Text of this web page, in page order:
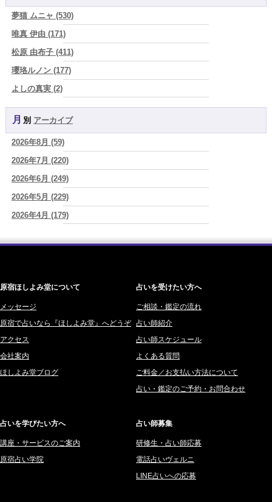
2026/08/10
誰かに好かれるために、自分を小さくして生きるくらいなら、嫌われ
たっていい。人生の最後に『私は私だった』と言えるほうが、ずっと
かっこいい
(芽百マミム)
2026/08/10
2026年8月10日 丙辰 自分の可能性を自然のままに表現する日
り)
2026/08/09
真寿の本音日記 捨てられなかった箱と、 手放せなかった私
真寿)
2026/08/09
「どちらが正解？」と迷ったとき、占いで見つけたいもの
答えを急がない恋ほど、長く続く。
2026/08/09
巳華 - Mamika -)
シンママになった私が、いい母親を演じることをやめた夜の話
夢猫 ムニャ (530)
唯真 伊由 (171)
松原 由布子 (411)
瓔珞ルノン (177)
よしの真実 (2)
YOSHIKI (58)
よみ (39)
一之森 陽柑 (26)
椰奈空 (64)
ワカリミ (1)
神楽峰ヴィスカ (10)
赤羽うさぎ (341)
橘メルロ (7)
鈴喜みわこ (8)
鯖ノ実 ソニン (19)
愛音ソナタ (16)
紫村 明世 (34)
サーペント (92)
さてら (94)
月別 アーカイブ
2026年8月 (59)
2026年7月 (220)
2026年6月 (249)
2026年5月 (229)
2026年4月 (179)
2025年12月 (201)
2025年11月 (252)
2025年10月 (242)
2025年9月 (196)
2025年8月 (182)
原宿ほしよみ堂について
メッセージ
原宿で占いなら『ほしよみ堂』へどうぞ
アクセス
会社案内
ほしよみ堂ブログ
占いを受けたい方へ
ご相談・鑑定の流れ
占い師紹介
占い師スケジュール
よくある質問
ご料金／お支払い方法について
占い・鑑定のご予約・お問合わせ
占いを学びたい方へ
講座・サービスのご案内
原宿占い学院
占い師募集
研修生・占い師応募
電話占いヴェルニ
LINE占いへの応募